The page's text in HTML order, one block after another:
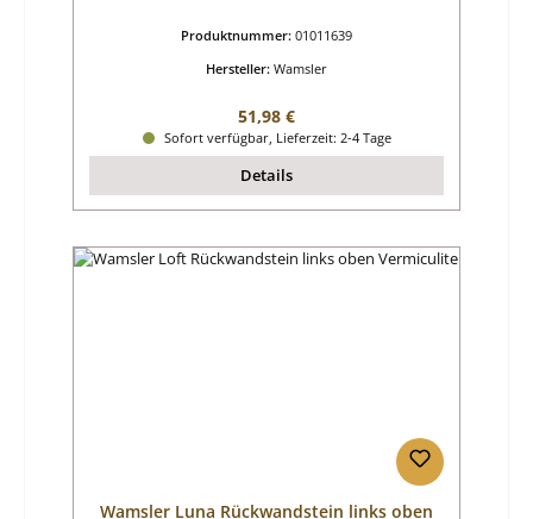
Produktnummer: 01011639
Hersteller: Wamsler
Regulärer Preis:
51,98 €
Sofort verfügbar, Lieferzeit: 2-4 Tage
Details
Wamsler Luna Rückwandstein links oben